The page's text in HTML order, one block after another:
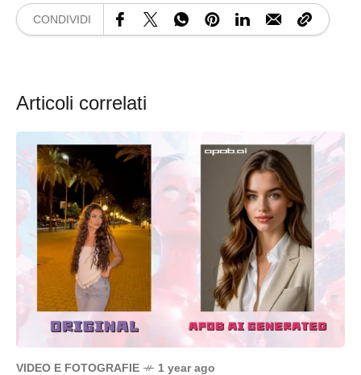
CONDIVIDI
Articoli correlati
VIDEO E FOTOGRAFIE 1 year ago